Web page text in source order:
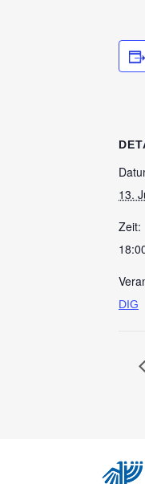
13.
Zeit:
DIG